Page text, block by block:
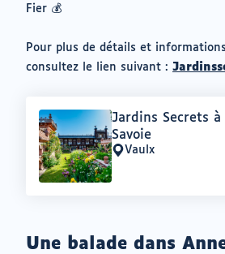
Fier 💰
Pour plus de détails et
consultez le lien suivant :
Offre
:
Jardins Secrets
Savoie
Lieu
:
Vaulx
Une balade dans